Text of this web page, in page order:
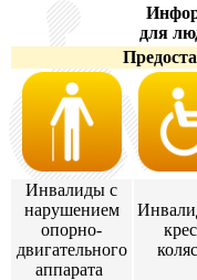
для
Инвалиды с
нарушением
опорно-
двигательного
аппарата